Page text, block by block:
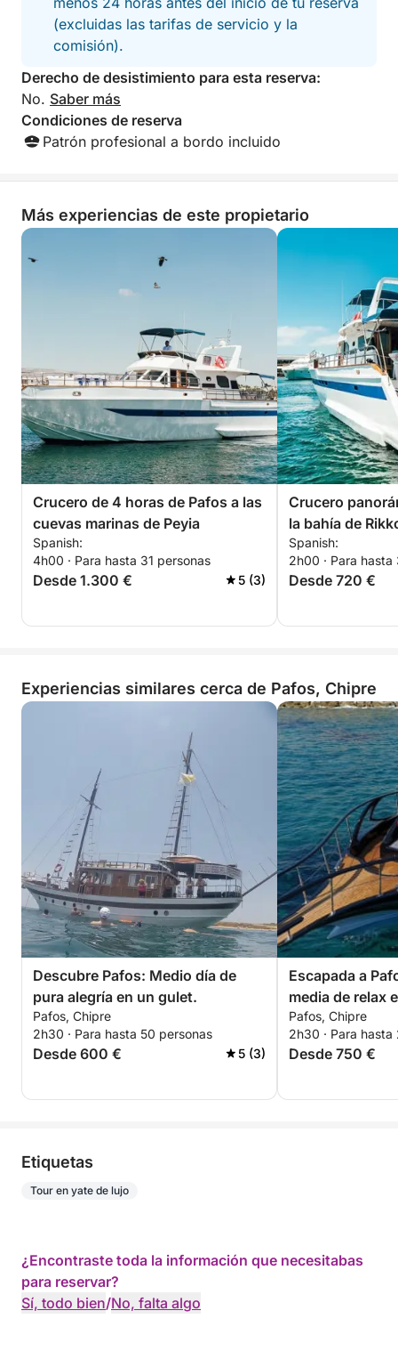
(excluidas las tarifas de servicio y la
comisión).
Derecho de desistimiento para esta reserva:
No. Saber más
Condiciones de reserva
Patrón profesional a bordo incluido
Más experiencias de este propietario
Crucero de 4 horas de Pafos a las
cuevas marinas de Peyia
Spanish:
4h00 · Para hasta 31 personas
Desde 1.300 € 5 (3)
Crucero
la bahía de
Spanish:
2h00 · Para hasta
Desde 720 €
Experiencias similares cerca de Pafos, Chipre
Descubre Pafos: Medio día de
pura alegría en un gulet.
Pafos, Chipre
2h30 · Para hasta 50 personas
Desde 600 € 5 (3)
Escapada a
media de relax
Pafos, Chipre
2h30 · Para
Desde 750 €
Etiquetas
Tour en yate de lujo
¿Encontraste toda la información que necesitabas
para reservar?
Sí, todo bien/No, falta algo